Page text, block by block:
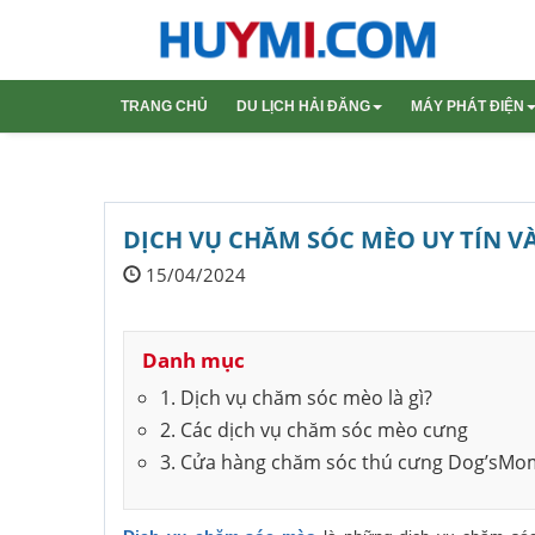
TRANG CHỦ DU LỊCH HẢI ĐĂNG MÁY PHÁT ĐIỆN
Máy phát
Máy phát
DỊCH VỤ CHĂM SÓC MÈO UY TÍN
15/04/2024
Danh mục
1. Dịch vụ chăm sóc mèo là gì?
2. Các dịch vụ chăm sóc mèo cưng
3. Cửa hàng chăm sóc thú cưng